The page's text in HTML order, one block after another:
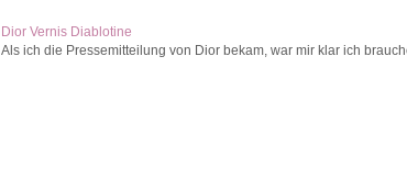
Dior Vernis Diablotine
Als ich die Pressemitteilung von Dior bekam, war mir klar ich